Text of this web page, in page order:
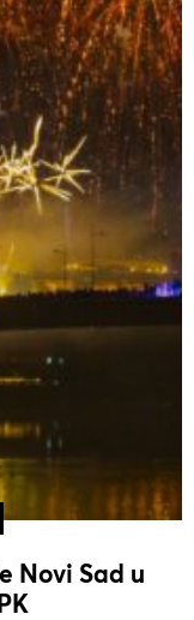
Novi Sad u